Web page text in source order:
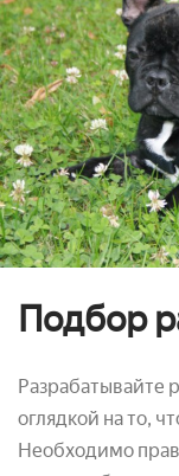
Подбор
Разрабатывайте
оглядкой на то,
Необходимо